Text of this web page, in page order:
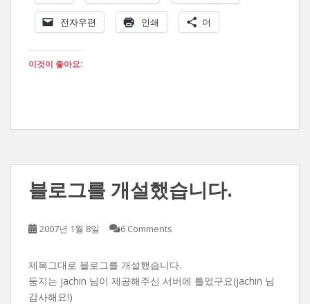
전자우편 인쇄 더
이것이 좋아요:
블로그를 개설했습니다.
2007년 1월 8일 6 Comments
제목그대로 블로그를 개설했습니다.
둥지는 jachin 님이 제공해주신 서버에 틀었구요(jachin 님
감사해요!)